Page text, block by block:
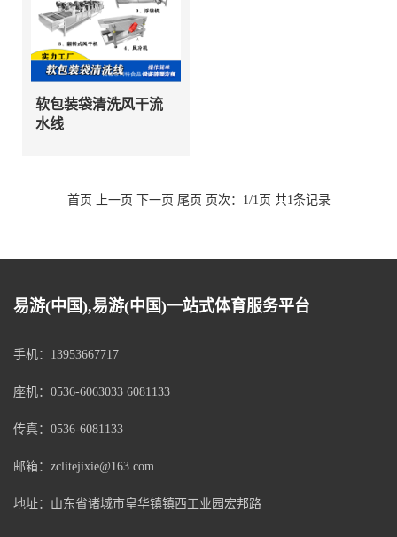
软包装袋清洗风干流
水线
首页 上一页 下一页 尾页 页次：1/1页 共1条记录
易游(中国),易游(中国)一站式体育服务平台
手机：13953667717
座机：0536-6063033 6081133
传真：0536-6081133
邮箱：zclitejixie@163.com
地址：山东省诸城市皇华镇镇西工业园宏邦路